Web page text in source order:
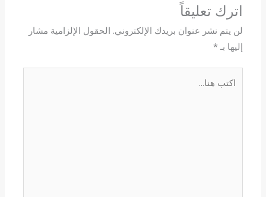
اترك تعليقاً
لن يتم نشر عنوان بريدك الإلكتروني. الحقول الإلزامية مشار
إليها بـ*